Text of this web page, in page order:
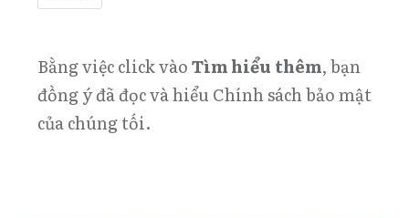
Bằng việc click vàoTìm hiểu thêm, bạn
đồng ý đã đọc và hiểu Chính sách bảo mật
của chúng tối.